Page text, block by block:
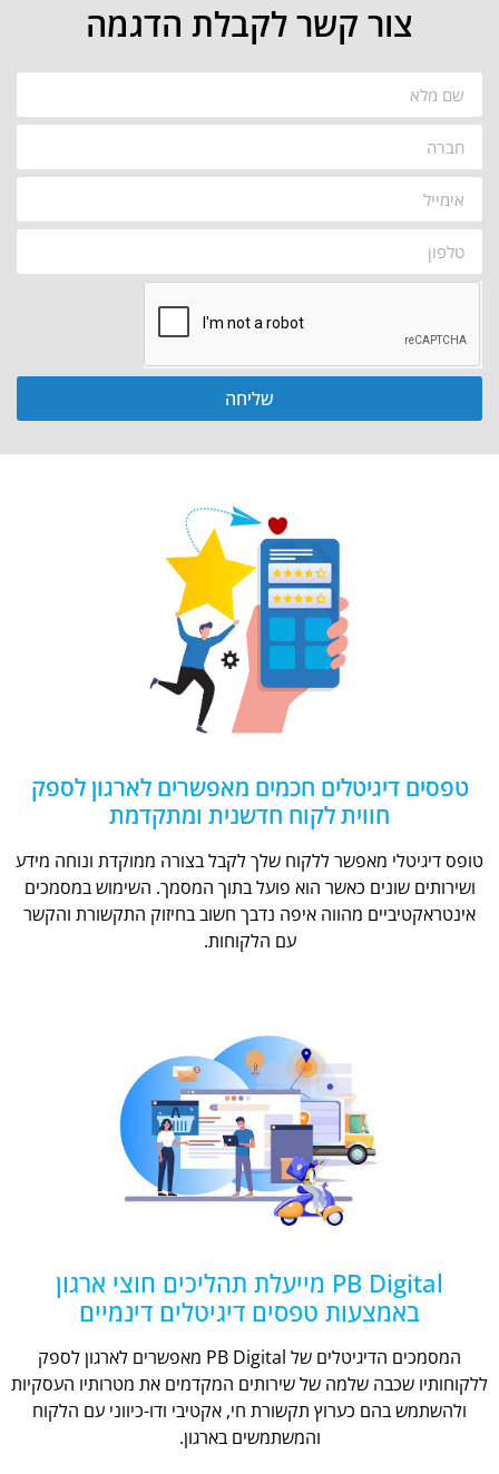
צור קשר לקבלת הדגמה
שליחה
טפסים דיגיטלים חכמים מאפשרים לארגון לספק
חווית לקוח חדשנית ומתקדמת
טופס דיגיטלי מאפשר ללקוח שלך לקבל בצורה ממוקדת ונוחה מידע
ושירותים שונים כאשר הוא פועל בתוך המסמך. השימוש במסמכים
אינטראקטיביים מהווה איפה נדבך חשוב בחיזוק התקשורת והקשר
עם הלקוחות.
PB Digital מייעלת תהליכים חוצי ארגון
באמצעות טפסים דיגיטלים דינמיים
המסמכים הדיגיטלים של PB Digital מאפשרים לארגון לספק
ללקוחותיו שכבה שלמה של שירותים המקדמים את מטרותיו העסקיות
ולהשתמש בהם כערוץ תקשורת חי, אקטיבי ודו-כיווני עם הלקוח
והמשתמשים בארגון.